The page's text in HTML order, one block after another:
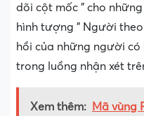
dõi cột mốc ” cho
hình tượng ” Người
hồi của những người
trong luồng nhận xét
Xem thêm:
Mã vùng